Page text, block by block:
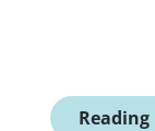
Reading